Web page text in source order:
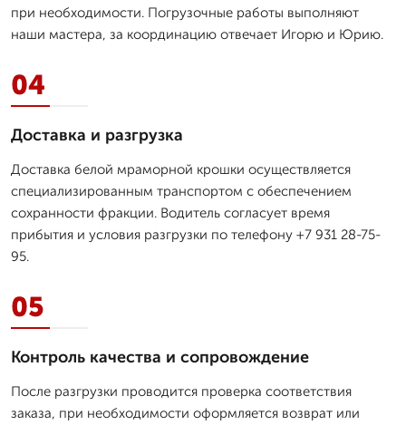
при необходимости. Погрузочные работы выполняют
наши мастера, за координацию отвечает Игорю и Юрию.
04
Доставка и разгрузка
Доставка белой мраморной крошки осуществляется
специализированным транспортом с обеспечением
сохранности фракции. Водитель согласует время
прибытия и условия разгрузки по телефону +7 931 28-75-
95.
05
Контроль качества и сопровождение
После разгрузки проводится проверка соответствия
заказа, при необходимости оформляется возврат или